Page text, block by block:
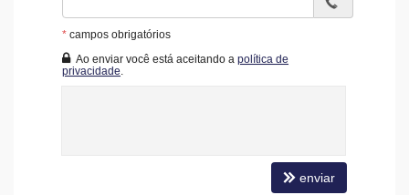
Hidromassagem
* campos obrigatórios
Ao enviar você está aceitando a política de
privacidade
enviar